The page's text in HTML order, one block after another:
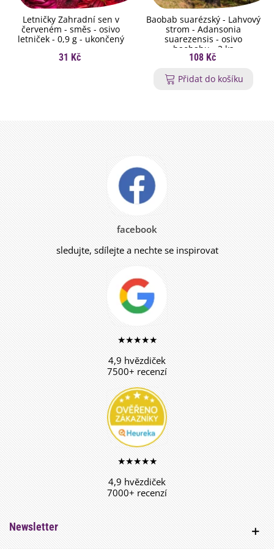
Letničky Zahradní sen v
červeném - směs - osivo
letniček - 0,9 g - ukončený
31 Kč
Baobab suarézský - Lahvový
strom - Adansonia
suarezensis - osivo
baobabu - 2 ks
108 Kč
Přidat do košíku
facebook
sledujte, sdílejte a nechte se inspirovat
★★★★★
4,9 hvězdiček
7500+ recenzí
★★★★★
4,9 hvězdiček
7000+ recenzí
Newsletter